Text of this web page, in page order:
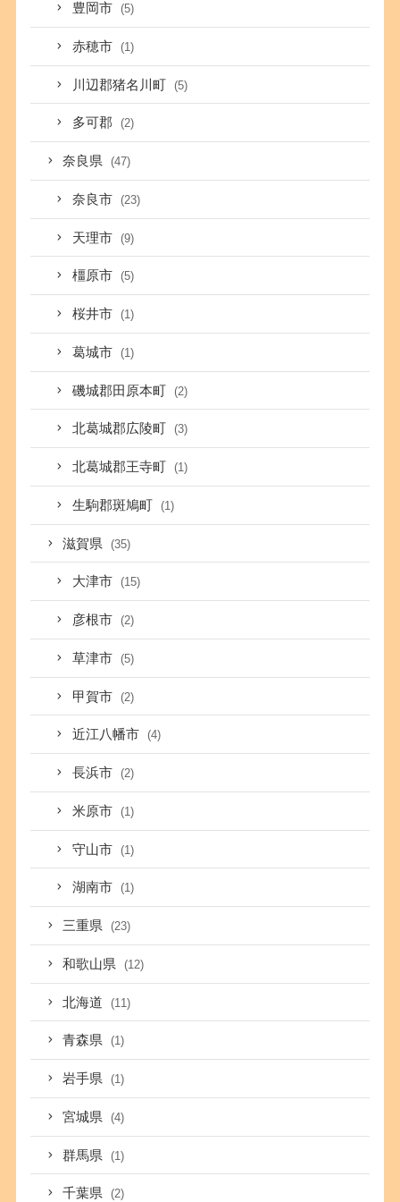
豊岡市 (5)
赤穂市 (1)
川辺郡猪名川町 (5)
多可郡 (2)
奈良県 (47)
奈良市 (23)
天理市 (9)
橿原市 (5)
桜井市 (1)
葛城市 (1)
磯城郡田原本町 (2)
北葛城郡広陵町 (3)
北葛城郡王寺町 (1)
生駒郡斑鳩町 (1)
滋賀県 (35)
大津市 (15)
彦根市 (2)
草津市 (5)
甲賀市 (2)
近江八幡市 (4)
長浜市 (2)
米原市 (1)
守山市 (1)
湖南市 (1)
三重県 (23)
和歌山県 (12)
北海道 (11)
青森県 (1)
岩手県 (1)
宮城県 (4)
群馬県 (1)
千葉県 (2)